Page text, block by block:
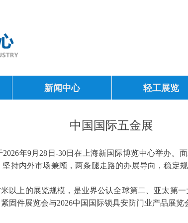
新闻中心 轻工展览
中国国际五金展
年9月28日-30日在上海新国际博览中心举办。
持内外市场兼顾，两条腿走路的办展导向，稳定
上的展览规模，是业界公认全球第二、亚太第一
固件展览会与2026中国国际锁具安防门业产品展览